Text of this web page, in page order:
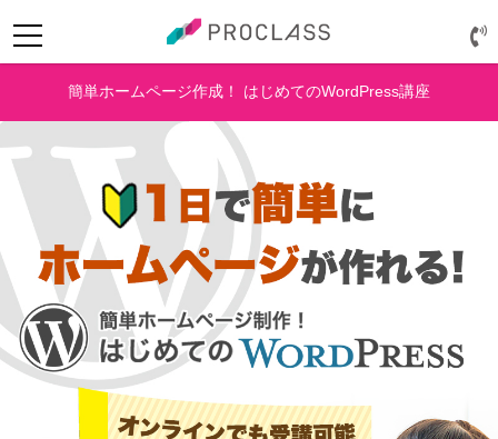
ログイン
簡単ホームページ作成！ はじめてのWordPress講座